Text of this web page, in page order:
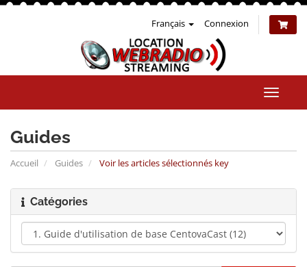
Français Connexion
la
Guides
Accueil Guides Voir les articles sélectionnés key
Catégories